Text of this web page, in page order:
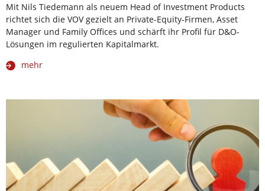
Mit Nils Tiedemann als neuem Head of Investment Products
richtet sich die VOV gezielt an Private-Equity-Firmen, Asset
Manager und Family Offices und schärft ihr Profil für D&O-
Lösungen im regulierten Kapitalmarkt.
mehr